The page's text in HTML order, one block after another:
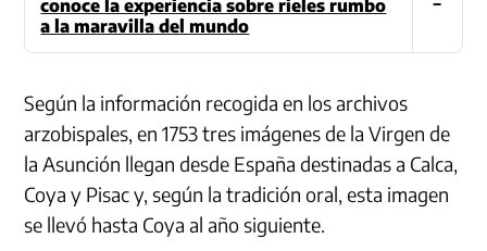
conoce la experiencia sobre rieles rumbo
a la maravilla del mundo
Según la información recogida en los archivos
arzobispales, en 1753 tres imágenes de la Virgen de
la Asunción llegan desde España destinadas a Calca,
Coya y Pisac y, según la tradición oral, esta imagen
se llevó hasta Coya al año siguiente.